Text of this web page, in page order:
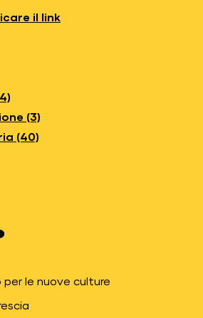
(3)
(40)
il link
le nuove culture